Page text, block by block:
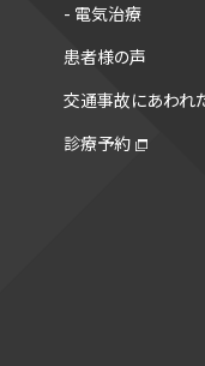
- 電気治療
患者様の声
交通事故にあわれ
診療予約